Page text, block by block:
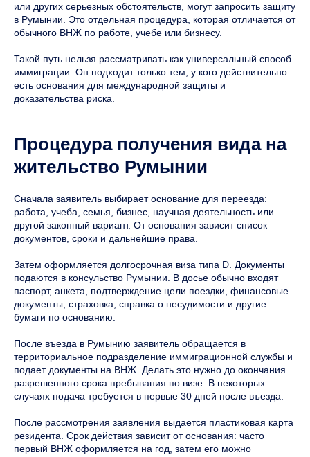
или других серьезных обстоятельств, могут запросить защиту
в Румынии. Это отдельная процедура, которая отличается от
обычного ВНЖ по работе, учебе или бизнесу.
Такой путь нельзя рассматривать как универсальный способ
иммиграции. Он подходит только тем, у кого действительно
есть основания для международной защиты и
доказательства риска.
Процедура получения вида на
жительство Румынии
Сначала заявитель выбирает основание для переезда:
работа, учеба, семья, бизнес, научная деятельность или
другой законный вариант. От основания зависит список
документов, сроки и дальнейшие права.
Затем оформляется долгосрочная виза типа D. Документы
подаются в консульство Румынии. В досье обычно входят
паспорт, анкета, подтверждение цели поездки, финансовые
документы, страховка, справка о несудимости и другие
бумаги по основанию.
После въезда в Румынию заявитель обращается в
территориальное подразделение иммиграционной службы и
подает документы на ВНЖ. Делать это нужно до окончания
разрешенного срока пребывания по визе. В некоторых
случаях подача требуется в первые 30 дней после въезда.
После рассмотрения заявления выдается пластиковая карта
резидента. Срок действия зависит от основания: часто
первый ВНЖ оформляется на год, затем его можно